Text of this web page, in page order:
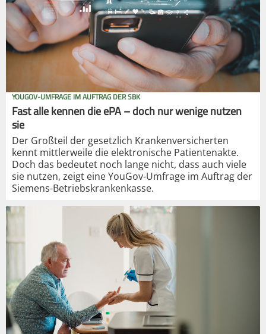
YOUGOV-UMFRAGE IM AUFTRAG DER SBK
Fast alle kennen die ePA – doch nur wenige nutzen
sie
Der Großteil der gesetzlich Krankenversicherten
kennt mittlerweile die elektronische Patientenakte.
Doch das bedeutet noch lange nicht, dass auch viele
sie nutzen, zeigt eine YouGov-Umfrage im Auftrag der
Siemens-Betriebskrankenkasse.